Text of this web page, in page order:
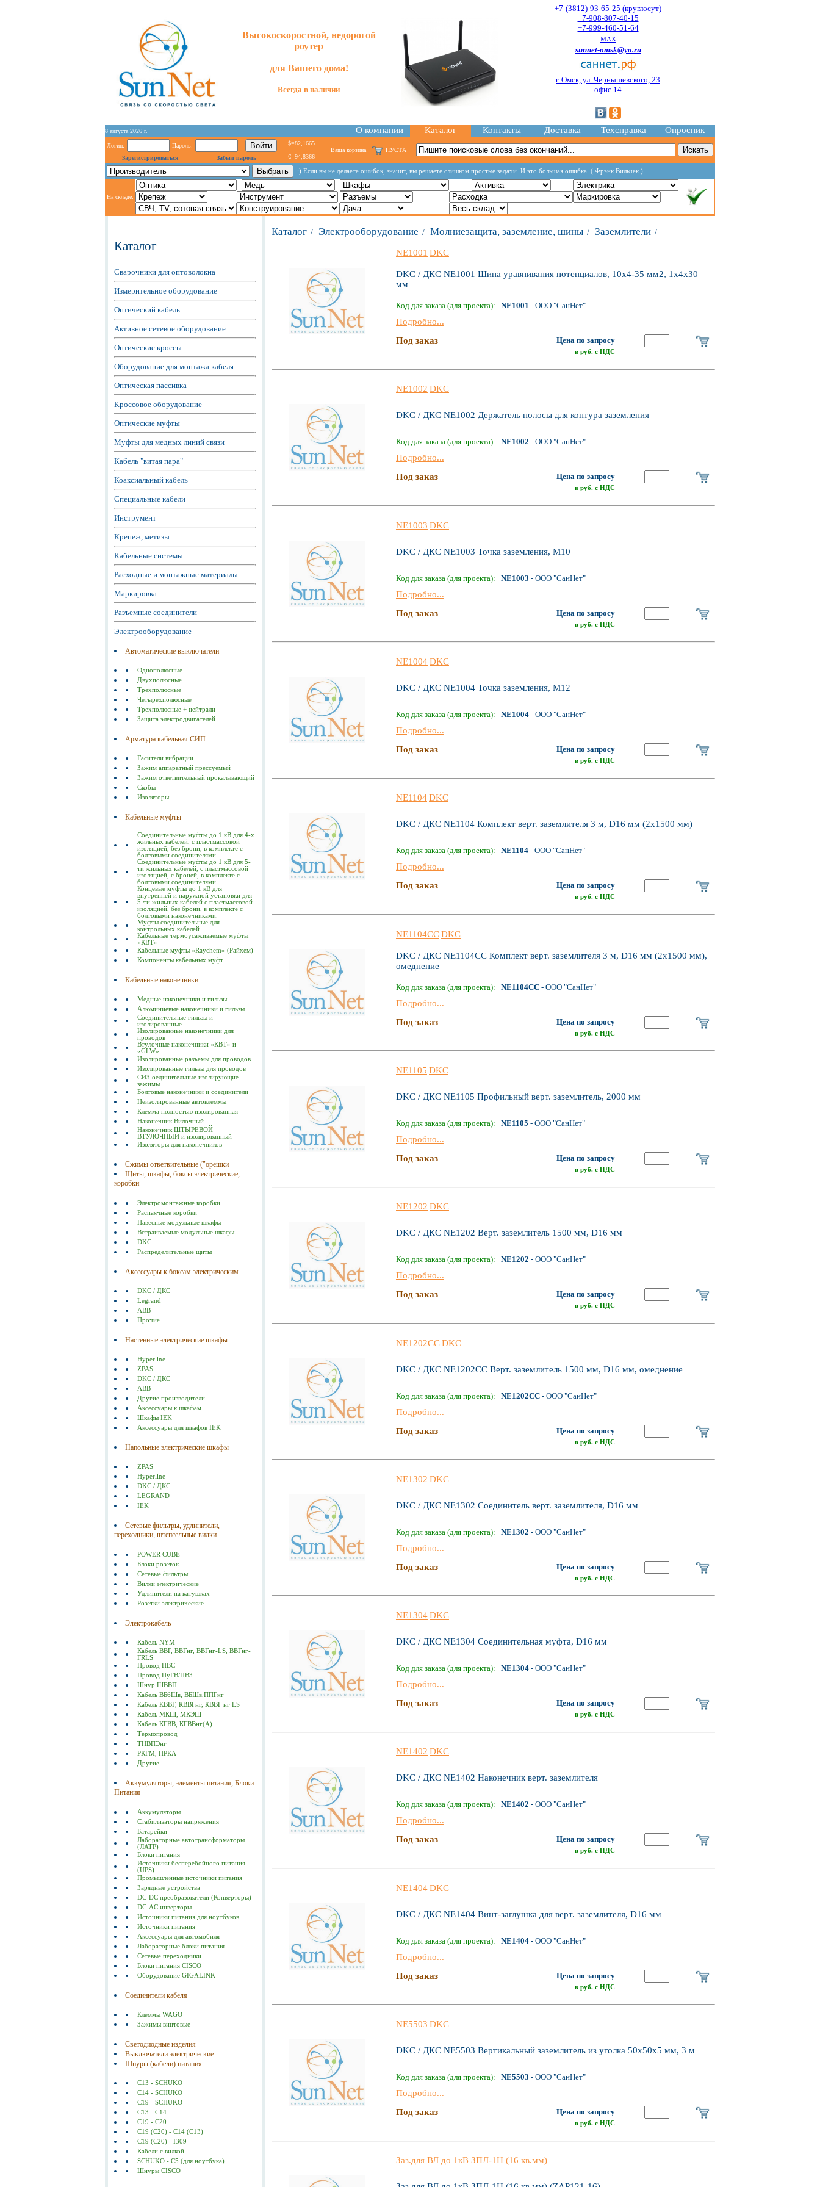
Высокоскоростной, недорогой
роутер
для Вашегодома!
Всегда в наличии
+7-(3812)-93-65-25 (круглосут)
+7-908-807-40-15
+7-999-460-51-64
MAX
sunnet-omsk@ya.ru
г. Омск, ул. Чернышевского, 23
офис 14
8 августа 2026 г. О компании Каталог Контакты Доставка Техсправка Опросник
Логин:
Пароль:
Зарегистрироваться
Забыл пароль
$=82,1665
€=94,8366
Ваша корзина ПУСТА
:) Если вы не делаете ошибок, значит, вы решаете слишком простые задачи. И это большая ошибка. ( Фрэнк Вильчек )
На складе:
Каталог
Сварочники для оптоволокна
Измерительное оборудование
Оптический кабель
Активное сетевое оборудование
Оптические кроссы
Оборудование для монтажа кабеля
Оптическая пассивка
Кроссовое оборудование
Оптические муфты
Муфты для медных линий связи
Кабель "витая пара"
Коаксиальный кабель
Специальные кабели
Инструмент
Крепеж, метизы
Кабельные системы
Расходные и монтажные материалы
Маркировка
Разъемные соединители
Электрооборудование
Автоматические выключатели
Однополюсные
Двухполюсные
Трехполюсные
Четырехполюсные
Трехполюсные + нейтрали
Защита электродвигателей
Арматура кабельная СИП
Гасители вибрации
Зажим аппаратный прессуемый
Зажим ответвительный прокалывающий
Скобы
Изоляторы
Кабельные муфты
Соединительные муфты до 1 кВ для 4-х
жильных кабелей, с пластмассовой
изоляцией, без брони, в комплекте с
болтовыми соединителями.
Соединительные муфты до 1 кВ для 5-
ти жильных кабелей, с пластмассовой
изоляцией, с броней, в комплекте с
болтовыми соединителями.
Концевые муфты до 1 кВ для
внутренней и наружной установки для
5-ти жильных кабелей с пластмассовой
изоляцией, без брони, в комплекте с
болтовыми наконечниками.
Муфты соединительные для
контрольных кабелей
Кабельные термоусаживаемые муфты
«КВТ»
Кабельные муфты «Raychem» (Райхем)
Компоненты кабельных муфт
Кабельные наконечники
Медные наконечники и гильзы
Алюминиевые наконечники и гильзы
Соединительные гильзы и
изолированные
Изолированные наконечники для
проводов
Втулочные наконечники «КВТ» и
«GLW»
Изолированные разъемы для проводов
Изолированные гильзы для проводов
СИЗ оединительные изолирующие
зажимы
Болтовые наконечники и соединители
Неизолированные автоклеммы
Клемма полностью изолированная
Наконечник Вилочный
Наконечник ШТЫРЕВОЙ
ВТУЛОЧНЫЙ и изолированный
Изоляторы для наконечников
Сжимы ответвительные ("орешки
Щиты, шкафы, боксы электрические,
коробки
Электромонтажные коробки
Распаячные коробки
Навесные модульные шкафы
Встраиваемые модульные шкафы
DKC
Распределительные щиты
Аксессуары к боксам электрическим
DKC / ДКС
Legrand
ABB
Прочие
Настенные электрические шкафы
Hyperline
ZPAS
DKC / ДКС
ABB
Другие производители
Аксессуары к шкафам
Шкафы IEK
Аксессуары для шкафов IEK
Напольные электрические шкафы
ZPAS
Hyperline
DKC / ДКС
LEGRAND
IEK
Сетевые фильтры, удлинители,
переходники, штепсельные вилки
POWER CUBE
Блоки розеток
Сетевые фильтры
Вилки электрические
Удлинители на катушках
Розетки электрические
Электрокабель
Кабель NYM
Кабель ВВГ, ВВГнг, ВВГнг-LS, ВВГнг-
FRLS
Провод ПВС
Провод ПуГВ/ПВ3
Шнур ШВВП
Кабель ВБбШв, ВБШв,ППГнг
Кабель КВВГ, КВВГнг, КВВГ нг LS
Кабель МКШ, МКЭШ
Кабель КГВВ, КГВВнг(А)
Термопровод
ТНВПЭнг
РКГМ, ПРКА
Другие
Аккумуляторы, элементы питания, Блоки
Питания
Аккумуляторы
Стабилизаторы напряжения
Батарейки
Лабораторные автотрансформаторы
(ЛАТР)
Блоки питания
Источники бесперебойного питания
(UPS)
Промышленные источники питания
Зарядные устройства
DC-DC преобразователи (Конверторы)
DC-AC инверторы
Источники питания для ноутбуков
Источники питания
Аксессуары для автомобиля
Лабораторные блоки питания
Сетевые переходники
Блоки питания CISCO
Оборудование GIGALINK
Соединители кабеля
Клеммы WAGO
Зажимы винтовые
Светодиодные изделия
Выключатели электрические
Шнуры (кабели) питания
C13 - SCHUKO
C14 - SCHUKO
C19 - SCHUKO
C13 - C14
C19 - C20
C19 (С20) - C14 (С13)
C19 (C20) - I309
Кабели с вилкой
SCHUKO - C5 (для ноутбука)
Шнуры CISCO
Каталог / Электрооборудование / Молниезащита, заземление, шины / Заземлители /
NE1001 DKC
DKC / ДКС NE1001 Шина уравнивания потенциалов, 10х4-35 мм2, 1х4х30
мм
Код для заказа (для проекта): NE1001 - ООО "СанНет"
Подробно...
Под заказ
Цена по запросу
в руб. с НДС
NE1002 DKC
DKC / ДКС NE1002 Держатель полосы для контура заземления
Код для заказа (для проекта): NE1002 - ООО "СанНет"
Подробно...
Под заказ
Цена по запросу
в руб. с НДС
NE1003 DKC
DKC / ДКС NE1003 Точка заземления, M10
Код для заказа (для проекта): NE1003 - ООО "СанНет"
Подробно...
Под заказ
Цена по запросу
в руб. с НДС
NE1004DKC
DKC / ДКС NE1004 Точка заземления, M12
Код для заказа (для проекта): NE1004 - ООО "СанНет"
Подробно...
Под заказ
Цена по запросу
в руб. с НДС
NE1104DKC
DKC / ДКС NE1104 Комплект верт. заземлителя 3 м, D16 мм (2х1500 мм)
Код для заказа (для проекта): NE1104 - ООО "СанНет"
Подробно...
Под заказ
Цена по запросу
в руб. с НДС
NE1104CCDKC
DKC / ДКС NE1104CC Комплект верт. заземлителя 3 м, D16 мм (2х1500 мм),
омеднение
Код для заказа (для проекта): NE1104CC - ООО "СанНет"
Подробно...
Под заказ
Цена по запросу
в руб. с НДС
NE1105 DKC
DKC / ДКС NE1105 Профильный верт. заземлитель, 2000 мм
Код для заказа (для проекта): NE1105 - ООО "СанНет"
Подробно...
Под заказ
Цена по запросу
в руб. с НДС
NE1202 DKC
DKC / ДКС NE1202 Верт. заземлитель 1500 мм, D16 мм
Код для заказа (для проекта): NE1202 - ООО "СанНет"
Подробно...
Под заказ
Цена по запросу
в руб. с НДС
NE1202CCDKC
DKC / ДКС NE1202CC Верт. заземлитель 1500 мм, D16 мм, омеднение
Код для заказа (для проекта): NE1202CC - ООО "СанНет"
Подробно...
Под заказ
Цена по запросу
в руб. с НДС
NE1302 DKC
DKC / ДКС NE1302 Соединитель верт. заземлителя, D16 мм
Код для заказа (для проекта): NE1302 - ООО "СанНет"
Подробно...
Под заказ
Цена по запросу
в руб. с НДС
NE1304DKC
DKC / ДКС NE1304 Соединительная муфта, D16 мм
Код для заказа (для проекта): NE1304 - ООО "СанНет"
Подробно...
Под заказ
Цена по запросу
в руб. с НДС
NE1402 DKC
DKC / ДКС NE1402 Наконечник верт. заземлителя
Код для заказа (для проекта): NE1402 - ООО "СанНет"
Подробно...
Под заказ
Цена по запросу
в руб. с НДС
NE1404DKC
DKC / ДКС NE1404 Винт-заглушка для верт. заземлителя, D16 мм
Код для заказа (для проекта): NE1404 - ООО "СанНет"
Подробно...
Под заказ
Цена по запросу
в руб. с НДС
NE5503 DKC
DKC / ДКС NE5503 Вертикальный заземлитель из уголка 50х50х5 мм, 3 м
Код для заказа (для проекта): NE5503 - ООО "СанНет"
Подробно...
Под заказ
Цена по запросу
в руб. с НДС
Заз.для ВЛ до 1кВ ЗПЛ-1Н (16 кв.мм)